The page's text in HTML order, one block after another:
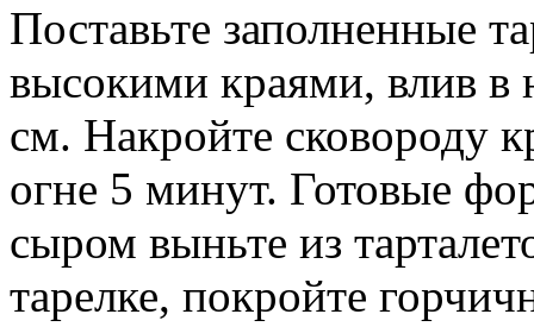
Поставьте заполненные
высокими краями, влив в
см. Накройте сковороду
огне 5 минут. Готовые
сыром выньте из
тарелке, покройте